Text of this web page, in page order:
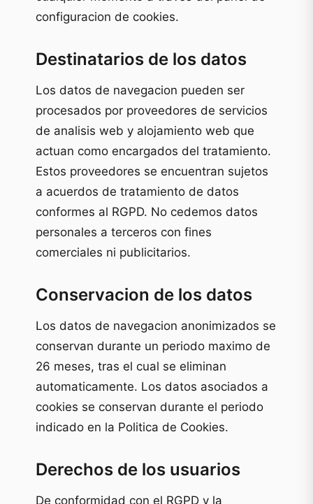
configuracion de cookies.
Destinatarios de los datos
Los datos de navegacion pueden ser
procesados por proveedores de servicios
de analisis web y alojamiento web que
actuan como encargados del tratamiento.
Estos proveedores se encuentran sujetos
a acuerdos de tratamiento de datos
conformes al RGPD. No cedemos datos
personales a terceros con fines
comerciales ni publicitarios.
Conservacion de los datos
Los datos de navegacion anonimizados se
conservan durante un periodo maximo de
26 meses, tras el cual se eliminan
automaticamente. Los datos asociados a
cookies se conservan durante el periodo
indicado en la Politica de Cookies.
Derechos de los usuarios
De conformidad con el RGPD y la